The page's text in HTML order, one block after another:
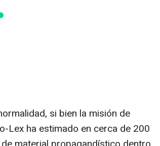
si bien la misión de
Lex ha estimado en cerca de 200